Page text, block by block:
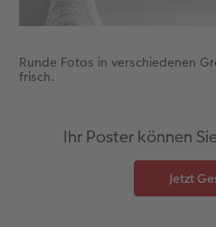
Runde Fotos in verschiedenen
frisch.
Ihr Poster können
Jetzt